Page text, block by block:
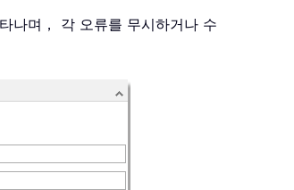
나며， 각 오류를 무시하거나 수